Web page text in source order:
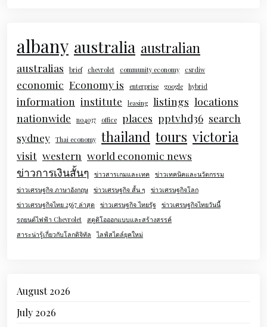
albany australia australian
australias brief chevrolet community economy csrdiw
economic Economy is enterprise google hybrid
information institute leasing listings locations
nationwide
no4037 office places pptvhd36 search
sydney Thai economy thailand tours victoria
visit western world economic news
ข่าวการเงินสั้นๆ ข่าวสารเกมและเทค ข่าวเทคนิคและนวัตกรรม
ข่าวเศรษฐกิจ ภาษาอังกฤษ ข่าวเศรษฐกิจ สั้น ๆ
ข่าวเศรษฐกิจโลก
ข่าวเศรษฐกิจไทย 2567 ล่าสุด
ข่าวเศรษฐกิจ ไทยรัฐ ข่าวเศรษฐกิจไทยวันนี้
รถยนต์ไฟฟ้า Chevrolet สตูดิโอออกแบบและสร้างสรรค์
สาระน่ารู้เกี่ยวกับโลกดิจิทัล
ไลฟ์สไตล์ยุคใหม่
August 2026
July 2026